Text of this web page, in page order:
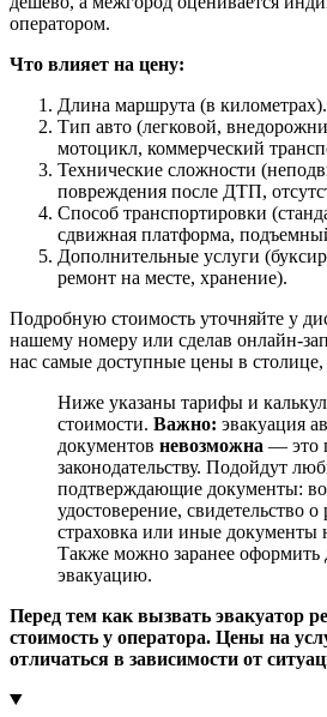
оператором.
Что влияет на цену:
Длина маршрута (в километрах).
Тип авто (легковой,
мотоцикл, коммерческий
Технические сложности
повреждения после ДТП,
Способ транспортировки
сдвижная платформа,
Дополнительные услуги
ремонт на месте, хранение).
Подробную стоимость уточняйте у
нашему номеру или сделав онлайн-
нас самые доступные цены в столице,
Ниже указаны тарифы и
стоимости. Важно: эвакуация
документов невозможна — это
законодательству. Подойдут
подтверждающие документы:
удостоверение, свидетельство о
страховка или иные документы
Также можно заранее оформить
эвакуацию.
Перед тем как вызвать эвакуатор
стоимость у оператора. Цены на
отличаться в зависимости от